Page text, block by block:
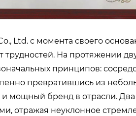
Ltd. с момента своего
На протяжении
принципов:
превратившись из
мощный бренд в отрасли.
отражая неуклонное